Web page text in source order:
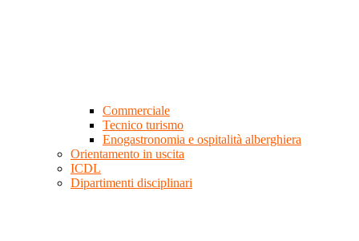
Commerciale
Tecnico turismo
Enogastronomia e ospitalità alberghiera
Orientamento in uscita
ICDL
Dipartimenti disciplinari